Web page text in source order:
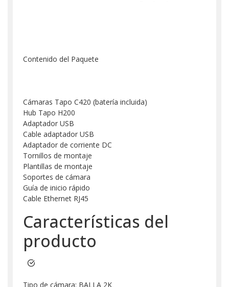
Contenido del Paquete
Cámaras Tapo C420 (batería incluida)
Hub Tapo H200
Adaptador USB
Cable adaptador USB
Adaptador de corriente DC
Tornillos de montaje
Plantillas de montaje
Soportes de cámara
Guía de inicio rápido
Cable Ethernet RJ45
Características del
producto
Tipo de cámara: BALLA 2K